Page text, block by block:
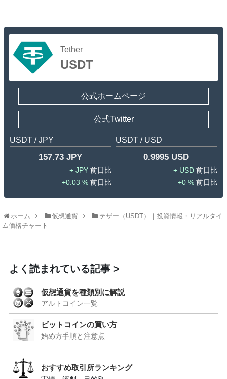
Tether
USDT
公式ホームページ
公式Twitter
USDT / JPY
157.73 JPY
JPY
0.03 %
USDT / USD
0.9995 USD
USD
0 %
ホーム 仮想通貨
テザー（USDT）｜投資情報・リアルタイ
ム価格チャート
よく読まれている記事
仮想通貨を種類別に解説
アルトコイン一覧
ビットコインの買い方
始め方手順と注意点
おすすめ取引所ランキング